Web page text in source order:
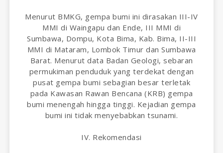
Menurut BMKG, gempa bumi ini dirasakan III-IV
MMI di Waingapu dan Ende, III MMI di
Sumbawa, Dompu, Kota Bima, Kab. Bima, II-III
MMI di Mataram, Lombok Timur dan Sumbawa
Barat. Menurut data Badan Geologi, sebaran
permukiman penduduk yang terdekat dengan
pusat gempa bumi sebagian besar terletak
pada Kawasan Rawan Bencana (KRB) gempa
bumi menengah hingga tinggi. Kejadian gempa
bumi ini tidak menyebabkan tsunami.
IV. Rekomendasi